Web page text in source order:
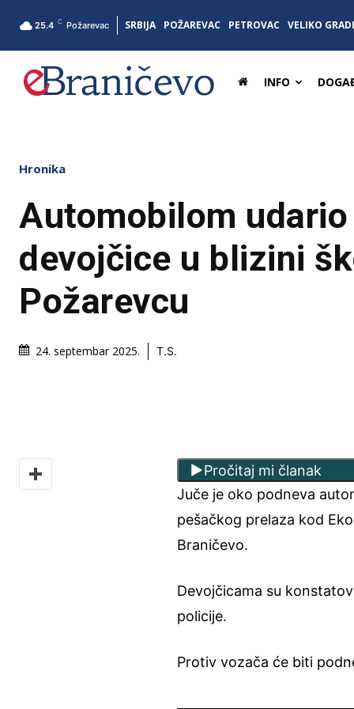
25.4 C Požarevac SRBIJA POŽAREVAC PETROVAC VELIKO
INFO
Hronika
Automobilom
devojčice u blizini
Požarevcu
24. septembar 2025. T.S.
Pročitaj mi članak
Juče je oko podneva
pešačkog prelaza kod
Braničevo.
Devojčicama su
policije.
Protiv vozača će biti